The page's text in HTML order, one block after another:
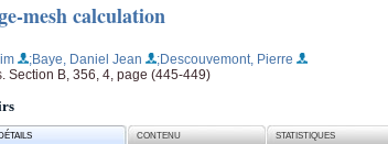
mesh calculation
;Baye, Daniel Jean
;Descouvemont, Pierre
Section B, 356, 4, page (445-449)
DÉTAILS CONTENU STATISTIQUES